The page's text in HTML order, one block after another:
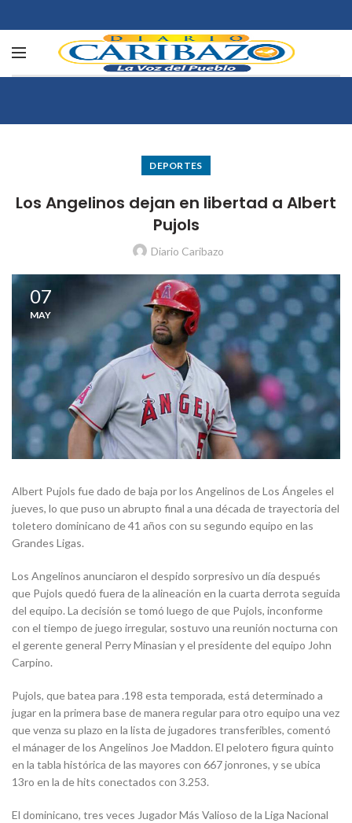
DEPORTES
Los Angelinos dejan en libertad a Albert
Pujols
Diario Caribazo
07
MAY
Albert Pujols fue dado de baja por los Angelinos de Los Ángeles el
jueves, lo que puso un abrupto final a una década de trayectoria del
toletero dominicano de 41 años con su segundo equipo en las
Grandes Ligas.
Los Angelinos anunciaron el despido sorpresivo un día después
que Pujols quedó fuera de la alineación en la cuarta derrota seguida
del equipo. La decisión se tomó luego de que Pujols, inconforme
con el tiempo de juego irregular, sostuvo una reunión nocturna con
el gerente general Perry Minasian y el presidente del equipo John
Carpino.
Pujols, que batea para .198 esta temporada, está determinado a
jugar en la primera base de manera regular para otro equipo una vez
que venza su plazo en la lista de jugadores transferibles, comentó
el mánager de los Angelinos Joe Maddon. El pelotero figura quinto
en la tabla histórica de las mayores con 667 jonrones, y se ubica
13ro en la de hits conectados con 3.253.
El dominicano, tres veces Jugador Más Valioso de la Liga Nacional